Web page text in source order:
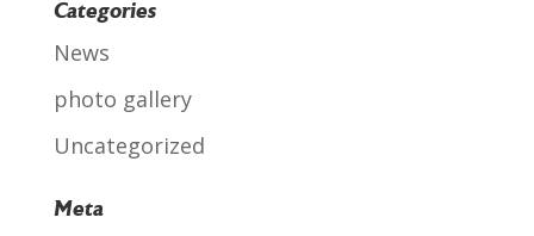
Categories
News
photo gallery
Uncategorized
Meta